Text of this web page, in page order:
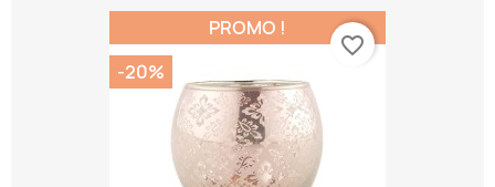
PROMO !
-20%
favorite_border